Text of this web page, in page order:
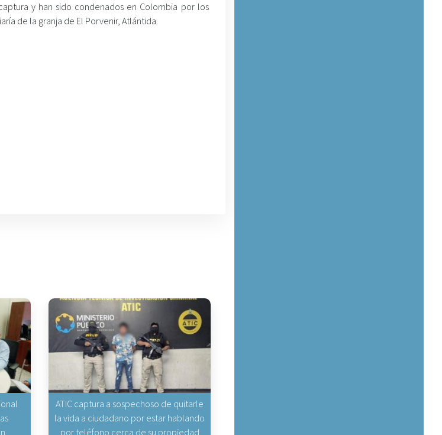
y han sido condenados en Colombia por los
de la granja de El Porvenir, Atlántida.
ATIC captura a sospechoso de quitarle
la vida a ciudadano por estar hablando
por teléfono cerca de su propiedad